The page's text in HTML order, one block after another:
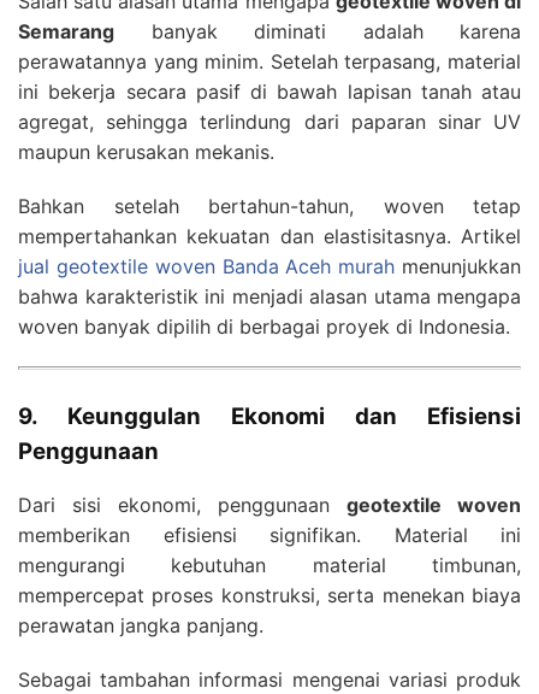
Semarang banyak diminati adalah karena
perawatannya yang minim. Setelah terpasang, material
ini bekerja secara pasif di bawah lapisan tanah atau
agregat, sehingga terlindung dari paparan sinar UV
maupun kerusakan mekanis.
Bahkan setelah bertahun-tahun, woven tetap
mempertahankan kekuatan dan elastisitasnya. Artikel
jual geotextile woven Banda Aceh murah menunjukkan
bahwa karakteristik ini menjadi alasan utama mengapa
woven banyak dipilih di berbagai proyek di Indonesia.
9. Keunggulan Ekonomi dan Efisiensi
Penggunaan
Dari sisi ekonomi, penggunaan geotextile woven
memberikan efisiensi signifikan. Material ini
mengurangi kebutuhan material timbunan,
mempercepat proses konstruksi, serta menekan biaya
perawatan jangka panjang.
Sebagai tambahan informasi mengenai variasi produk